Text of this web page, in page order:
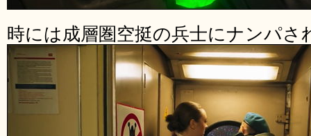
時には成層圏空挺の兵士にナンパさ